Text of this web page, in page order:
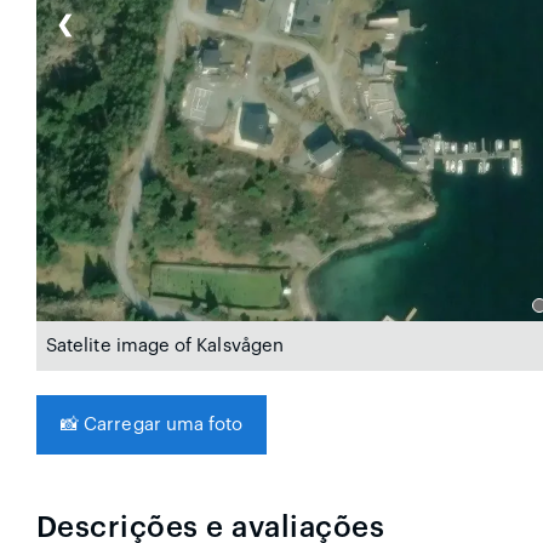
❮
Satelite image of Kalsvågen
📸 Carregar uma foto
Descrições e avaliações